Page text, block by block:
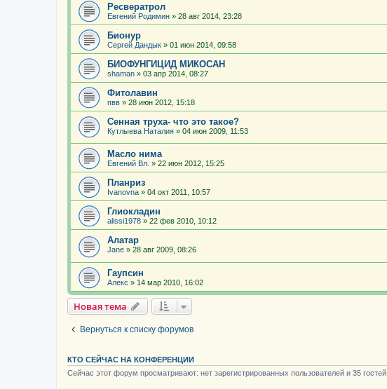
Ресвератрол
Евгений Родимин » 28 авг 2014, 23:28
Бионур
Сергей Дандык » 01 июн 2014, 09:58
БИОФУНГИЦИД МИКОСАН
shaman » 03 апр 2014, 08:27
Фитолавин
пвв » 28 июн 2012, 15:18
Сенная труха- что это такое?
Кутлыева Наталия » 04 июн 2009, 11:53
Масло нима
Евгений Вл. » 22 июн 2012, 15:25
Планриз
Ivanovna » 04 окт 2011, 10:57
Глиокладин
alissi1978 » 22 фев 2010, 10:12
Алатар
Jane » 28 авг 2009, 08:26
Гаупсин
Алекс » 14 мар 2010, 16:02
Новая тема
Вернуться к списку форумов
КТО СЕЙЧАС НА КОНФЕРЕНЦИИ
Сейчас этот форум просматривают: нет зарегистрированных пользователей и 35 гостей